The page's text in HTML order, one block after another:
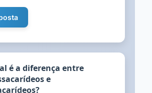
é a diferença entre
e